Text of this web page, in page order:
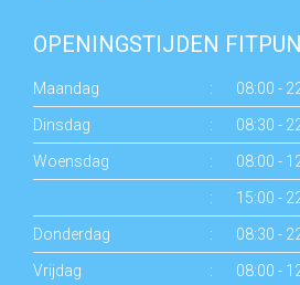
OPENINGSTIJDEN
Maandag : 08:00 -
Dinsdag : 08:30 -
Woensdag : 08:00 -
: 15:00 -
Donderdag : 08:30 -
Vrijdag : 08:00 -